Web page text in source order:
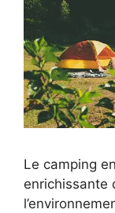
Le camping
enrichissante